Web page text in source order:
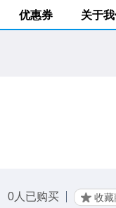
优惠券 关于我
0 人已购买 收藏